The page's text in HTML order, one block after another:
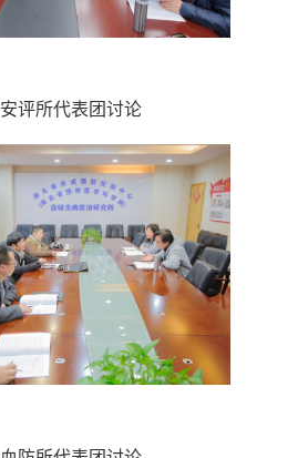
安评所代表团讨论